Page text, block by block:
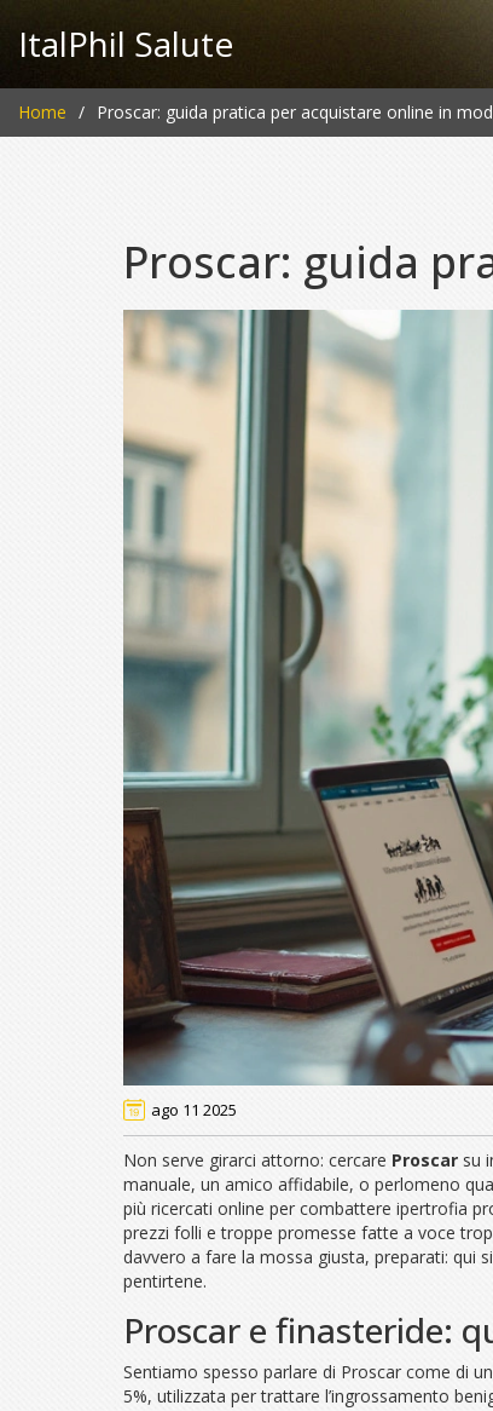
ItalPhil Salute
Home Proscar: guida pratica per acquistare online in
Proscar: guida
ago 11 2025
Non serve girarci attorno: cercare Proscar su
manuale, un amico affidabile, o perlomeno
più ricercati online per combattere ipertrofia
prezzi folli e troppe promesse fatte a voce
davvero a fare la mossa giusta, preparati: qui
pentirtene.
Proscar e finasteride:
Sentiamo spesso parlare di Proscar come di
5%, utilizzata per trattare l’ingrossamento